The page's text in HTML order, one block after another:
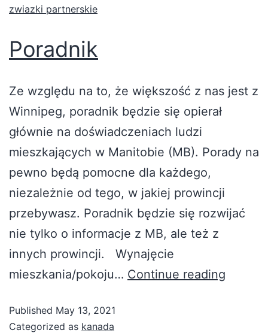
zwiazki partnerskie
Poradnik
Ze względu na to, że większość z nas jest z
Winnipeg, poradnik będzie się opierał
głównie na doświadczeniach ludzi
mieszkających w Manitobie (MB). Porady na
pewno będą pomocne dla każdego,
niezależnie od tego, w jakiej prowincji
przebywasz. Poradnik będzie się rozwijać
nie tylko o informacje z MB, ale też z
innych prowincji. Wynajęcie
mieszkania/pokoju… Continue reading
Published May 13, 2021
Categorized as kanada